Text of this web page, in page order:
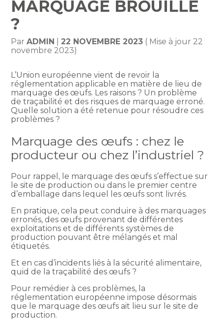
MARQUAGE BROUILLÉ
?
ParADMIN 22 NOVEMBRE 2023 ( Mise à jour 22
novembre 2023)
L’Union européenne vient de revoir la
réglementation applicable en matière de lieu de
marquage des œufs. Les raisons ? Un problème
de traçabilité et des risques de marquage erroné.
Quelle solution a été retenue pour résoudre ces
problèmes ?
Marquage des œufs : chez le
producteur ou chez l’industriel ?
Pour rappel, le marquage des œufs s’effectue sur
le site de production ou dans le premier centre
d’emballage dans lequel les œufs sont livrés.
En pratique, cela peut conduire à des marquages
erronés, des œufs provenant de différentes
exploitations et de différents systèmes de
production pouvant être mélangés et mal
étiquetés.
Et en cas d’incidents liés à la sécurité alimentaire,
quid de la traçabilité des œufs ?
Pour remédier à ces problèmes, la
réglementation européenne impose désormais
que le marquage des œufs ait lieu sur le site de
production.